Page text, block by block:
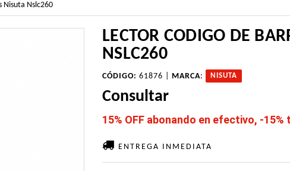
Nisuta Nslc260
LECTOR CODIGO DE
NSLC260
CÓDIGO: 61876 | MARCA: NISUTA
Consultar
15% OFF abonando en efectivo, -
ENTREGA INMEDIATA